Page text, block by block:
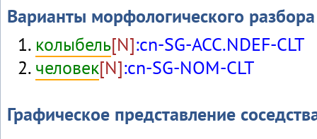
Варианты морфологического разбора
колыбель[N]:cn-SG-ACC.NDEF-CLT
человек[N]:cn-SG-NOM-CLT
Графическое представление